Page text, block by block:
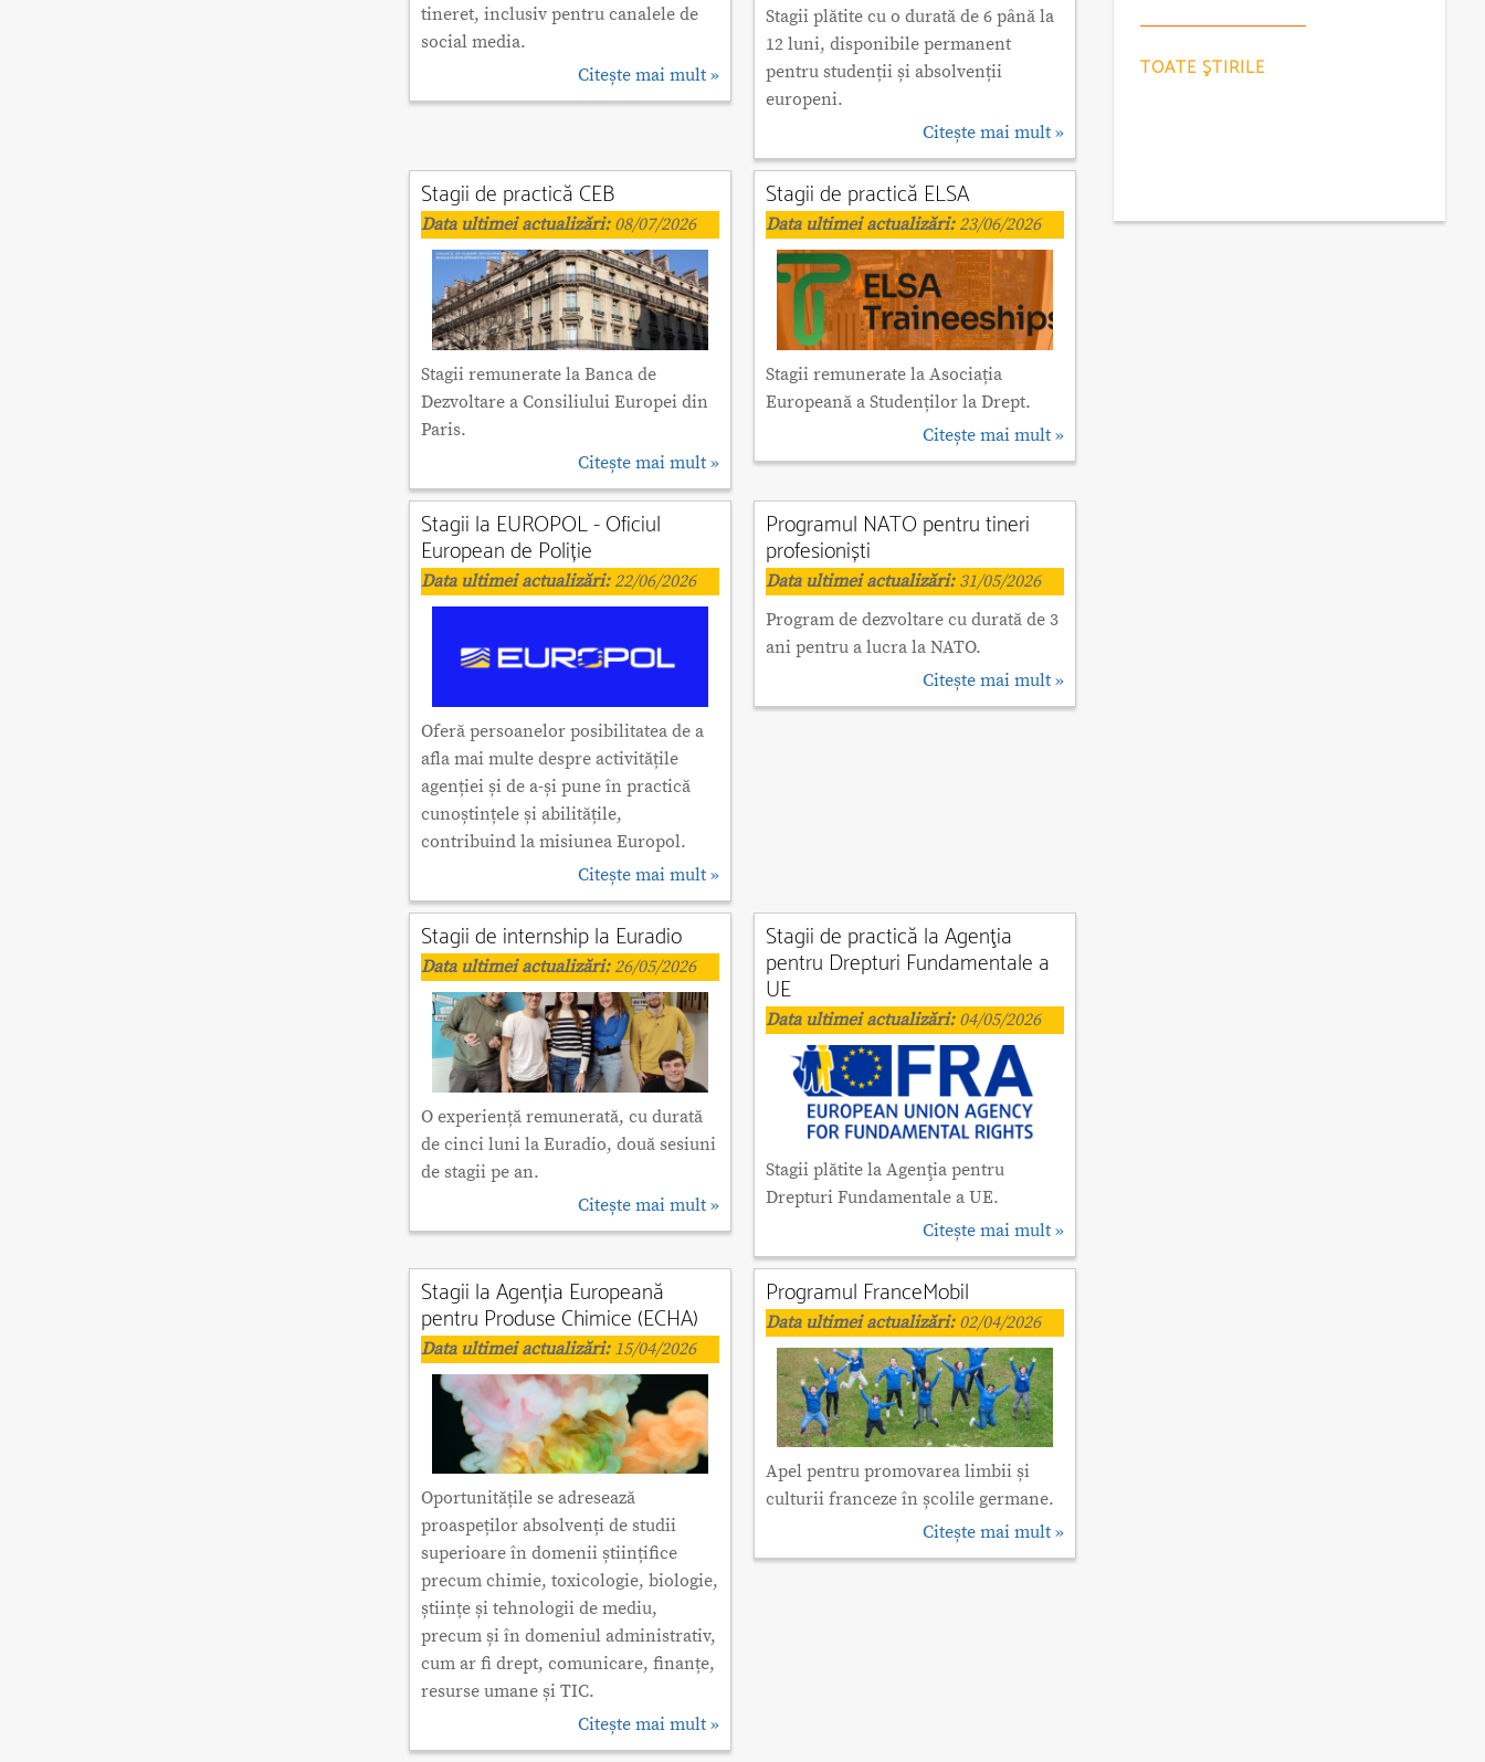
tineret, inclusiv pentru canalele de
social media.
Citește mai mult »
Stagii plătite cu o durată de 6 până la
12 luni, disponibile permanent
pentru studenții și absolvenții
europeni.
Citește mai mult »
Stagii de practică CEB
Data ultimei actualizări:08/07/2026
Stagii remunerate la Banca de
Dezvoltare a Consiliului Europei din
Paris.
Citește mai mult »
Stagii de practică ELSA
Data ultimei actualizări:23/06/2026
Stagii remunerate la Asociația
Europeană a Studenților la Drept.
Citește mai mult »
Stagii la EUROPOL - Oficiul
European de Poliție
Data ultimei actualizări:22/06/2026
Oferă persoanelor posibilitatea de a
afla mai multe despre activitățile
agenției și de a-și pune în practică
cunoștințele și abilitățile,
contribuind la misiunea Europol.
Citește mai mult »
Programul NATO pentru tineri
profesioniști
Data ultimei actualizări:31/05/2026
Program de dezvoltare cu durată de 3
ani pentru a lucra la NATO.
Citește mai mult »
Stagii de internship la Euradio
Data ultimei actualizări:26/05/2026
O experiență remunerată, cu durată
de cinci luni la Euradio, două sesiuni
de stagii pe an.
Citește mai mult »
Stagii de practică la Agenţia
pentru Drepturi Fundamentale a
UE
Data ultimei actualizări:04/05/2026
Stagii plătite la Agenţia pentru
Drepturi Fundamentale a UE.
Citește mai mult »
Stagii la Agenția Europeană
pentru Produse Chimice (ECHA)
Data ultimei actualizări:15/04/2026
Oportunitățile se adresează
proaspeților absolvenți de studii
superioare în domenii științifice
precum chimie, toxicologie, biologie,
științe și tehnologii de mediu,
precum și în domeniul administrativ,
cum ar fi drept, comunicare, finanțe,
resurse umane și TIC.
Citește mai mult »
Programul FranceMobil
Data ultimei actualizări:02/04/2026
Apel pentru promovarea limbii și
culturii franceze în școlile germane.
Citește mai mult »
TOATE ŞTIRILE